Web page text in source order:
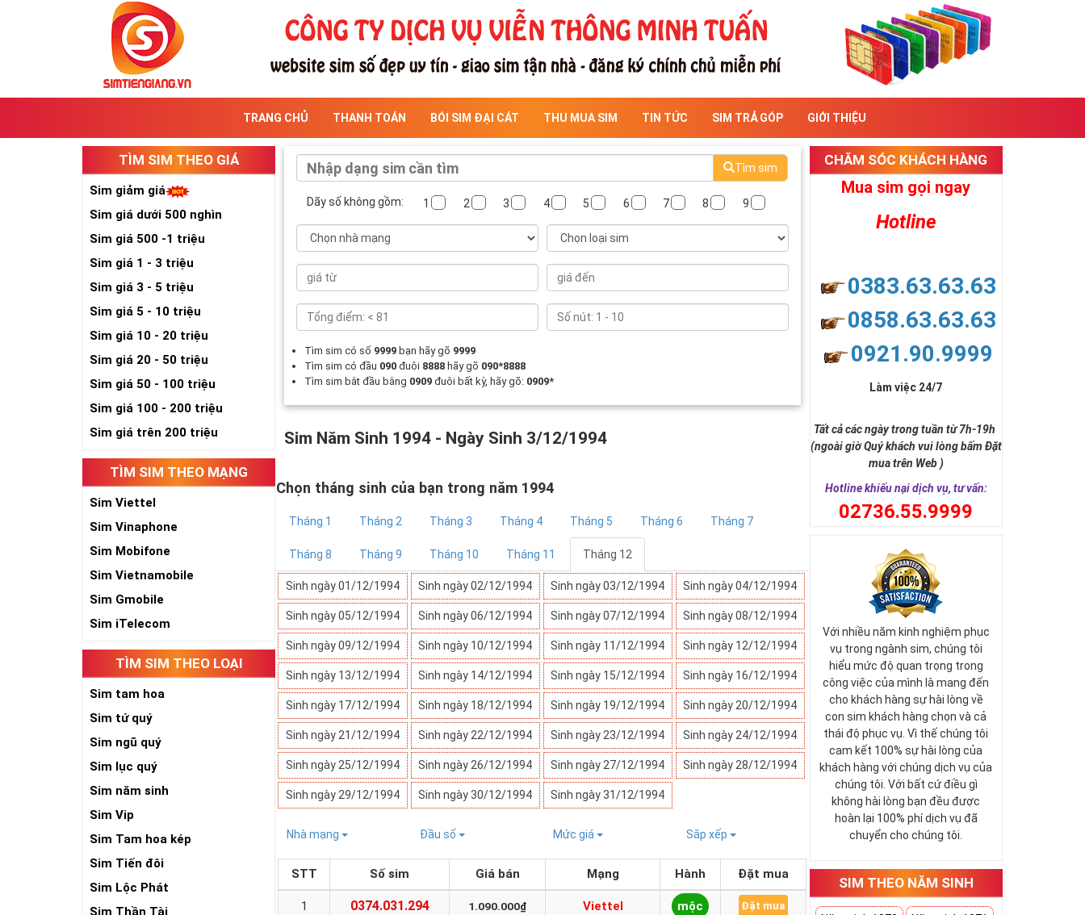
TRANG CHỦ THANH TOÁN BÓI SIM ĐẠI CÁT THU MUA SIM TIN TỨC SIM TRẢ GÓP GIỚI THIỆU
TÌM SIM THEO GIÁ
Sim giảm giá
Sim giá dưới 500 nghìn
Sim giá 500 -1 triệu
Sim giá 1 - 3 triệu
Sim giá 3 - 5 triệu
Sim giá 5 - 10 triệu
Sim giá 10 - 20 triệu
Sim giá 20 - 50 triệu
Sim giá 50 - 100 triệu
Sim giá 100 - 200 triệu
Sim giá trên 200 triệu
TÌM SIM THEO MẠNG
Sim Viettel
Sim Vinaphone
Sim Mobifone
Sim Vietnamobile
Sim Gmobile
Sim iTelecom
TÌM SIM THEO LOẠI
Sim tam hoa
Sim tứ quý
Sim ngũ quý
Sim lục quý
Sim năm sinh
Sim Vip
Sim Tam hoa kép
Sim Tiến đôi
Sim Lộc Phát
Sim Thần Tài
Tìm sim
Dãy số không gồm: 1 2 3 4 5 6 7 8 9
Tìm sim có số 9999 bạn hãy gõ 9999
Tìm sim có đầu 090đuôi 8888 hãy gõ 090*8888
Tìm sim bắt đầu bằng 0909 đuôi bất kỳ, hãy gõ: 0909*
Sim Năm Sinh 1994 - Ngày Sinh 3/12/1994
Chọn tháng sinh của bạn trong năm 1994
Tháng 1 Tháng 2 Tháng 3 Tháng 4 Tháng 5 Tháng 6 Tháng 7
Tháng 8 Tháng 9 Tháng 10 Tháng 11 Tháng 12
Sinh ngày 01/12/1994 Sinh ngày 02/12/1994 Sinh ngày 03/12/1994 Sinh ngày 04/12/1994
Sinh ngày 05/12/1994 Sinh ngày 06/12/1994 Sinh ngày 07/12/1994 Sinh ngày 08/12/1994
Sinh ngày 09/12/1994 Sinh ngày 10/12/1994 Sinh ngày 11/12/1994 Sinh ngày 12/12/1994
Sinh ngày 13/12/1994 Sinh ngày 14/12/1994 Sinh ngày 15/12/1994 Sinh ngày 16/12/1994
Sinh ngày 17/12/1994 Sinh ngày 18/12/1994 Sinh ngày 19/12/1994 Sinh ngày 20/12/1994
Sinh ngày 21/12/1994 Sinh ngày 22/12/1994 Sinh ngày 23/12/1994 Sinh ngày 24/12/1994
Sinh ngày 25/12/1994 Sinh ngày 26/12/1994 Sinh ngày 27/12/1994 Sinh ngày 28/12/1994
Sinh ngày 29/12/1994 Sinh ngày 30/12/1994 Sinh ngày 31/12/1994
Nhà mạng Đầu số Mức giá Sắp xếp
STT Số sim Giá bán Mạng Hành Đặt mua
1 0374.031.294 1.090.000₫ Viettel mộc Đặt mua
CHĂM SÓC KHÁCH HÀNG
Mua sim gọi ngay
Hotline
0383.63.63.63
0858.63.63.63
0921.90.9999
Làm việc 24/7
Tất cả các ngày trong tuần từ 7h-19h
(ngoài giờ Quý khách vui lòng bấm Đặt
mua trên Web )
Hotline khiếu nại dịch vụ, tư vấn:
02736.55.9999
Với nhiều năm kinh nghiệm phục
vụ trong ngành sim, chúng tôi
hiểu mức độ quan trọng trong
công việc của mình là mang đến
cho khách hàng sự hài lòng về
con sim khách hàng chọn và cả
thái độ phục vụ. Vì thế chúng tôi
cam kết 100% sự hài lòng của
khách hàng với chúng dịch vụ của
chúng tôi. Với bất cứ điều gì
không hài lòng bạn đều được
hoàn lại 100% phí dịch vụ đã
chuyển cho chúng tôi.
SIM THEO NĂM SINH